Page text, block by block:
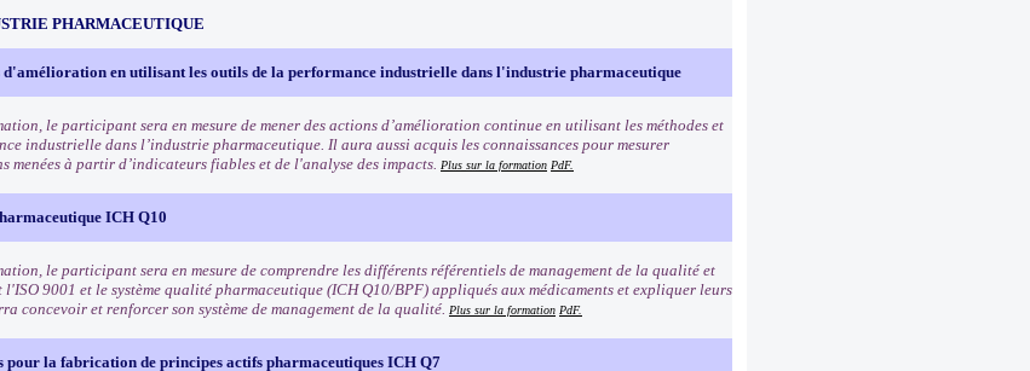
PHARMACEUTIQUE
d'amélioration en utilisant les outils de la performance industrielle dans l'industrie pharmaceutique
le participant sera en mesure de mener des actions d’amélioration continue en utilisant les méthodes et
industrielle dans l’industrie pharmaceutique. Il aura aussi acquis les connaissances pour mesurer
menées à partir d’indicateurs fiables et de l'analyse des impacts. Plus sur la formation PdF.
ICH Q10
le participant sera en mesure de comprendre les différents référentiels de management de la qualité et
9001 et le système qualité pharmaceutique (ICH Q10/BPF) appliqués aux médicaments et expliquer leurs
concevoir et renforcer son système de management de la qualité. Plus sur la formation PdF.
pour la fabrication de principes actifs pharmaceutiques ICH Q7